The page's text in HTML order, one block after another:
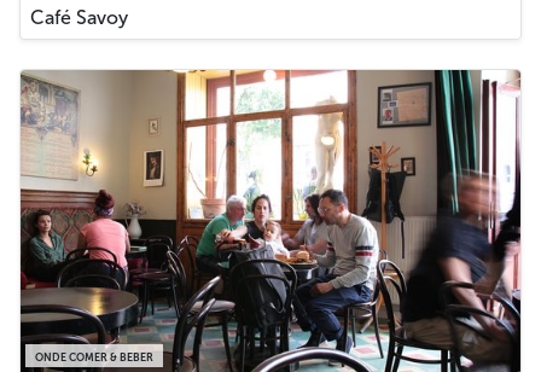
Café Savoy
ONDE COMER & BEBER